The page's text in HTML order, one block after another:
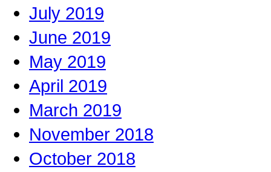
July 2019
June 2019
May 2019
April 2019
March 2019
November 2018
October 2018